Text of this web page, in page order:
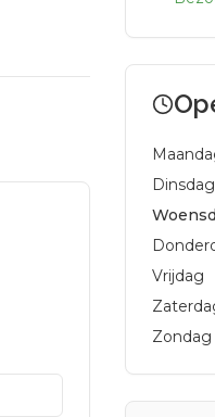
Dinsdag
Vrijdag
Zondag